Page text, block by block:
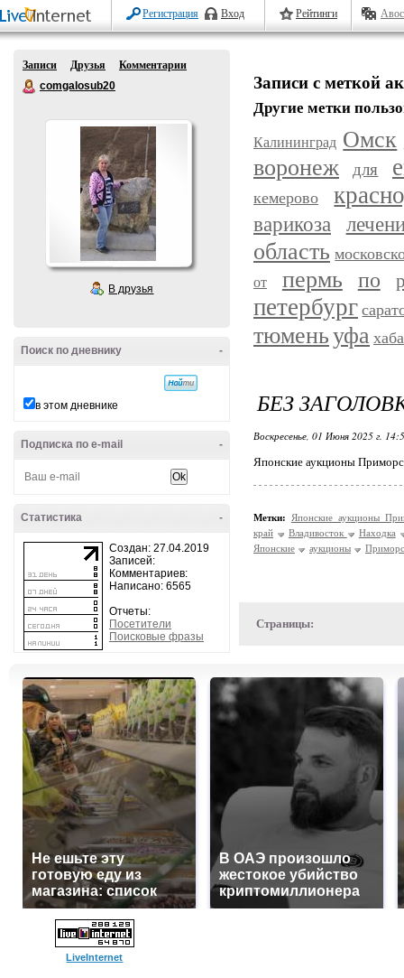
Регистрация Вход Рейтинги
Записи Друзья
Комментарии
comgalosub20
В друзья
-
Поиск по дневнику
в этом дневнике
-
Подписка по e-mail
-
Статистика
Создан: 27.04.2019
Записей:
Комментариев:
Написано: 6565
Отчеты:
Посетители
Поисковые фразы
Записи с меткой
Другие метки
Калининград Омск
воронеж для
кемерово
варикоза
область
от пермь по
петербург
тюменьуфа
БЕЗ
Воскресенье, 01 Июня 2025 г.
Японские аукционы
Метки:
Японские аукционы
край
Владивосток
Находка
Японские
аукционы
Страницы:
Не ешьте эту
готовую еду из
магазина: список
В ОАЭ произошло
жестокое убийство
криптомиллионера
LiveInternet